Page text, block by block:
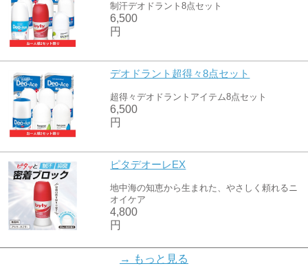
制汗デオドラント8点セット
6,500
円
デオドラント超得々8点セット
超得々デオドラントアイテム8点セット
6,500
円
ピタデオーレEX
地中海の知恵から生まれた、やさしく頼れるニ
オイケア
4,800
円
デオ新鋭オールスター8点セット
→ もっと見る